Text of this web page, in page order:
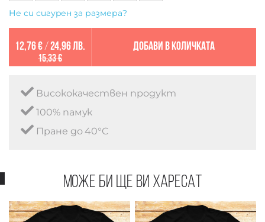
Не си сигурен за размера?
12,76 €/ 24,96 лв.
15,33 €
Добави в количката
Висококачествен продукт
100% памук
Пране до 40°C
Може би ще ви харесат